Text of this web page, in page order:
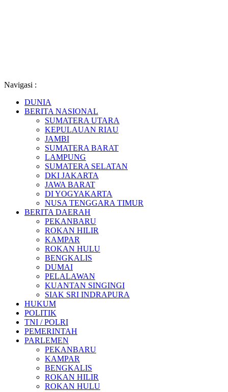
Navigasi :
DUNIA
BERITA NASIONAL
SUMATERA UTARA
KEPULAUAN RIAU
JAMBI
SUMATERA BARAT
LAMPUNG
SUMATERA SELATAN
DKI JAKARTA
JAWA BARAT
DI YOGYAKARTA
NUSA TENGGARA TIMUR
BERITA DAERAH
PEKANBARU
ROKAN HILIR
KAMPAR
ROKAN HULU
BENGKALIS
DUMAI
PELALAWAN
KUANTAN SINGINGI
SIAK SRI INDRAPURA
HUKUM
POLITIK
TNI / POLRI
PEMERINTAH
PARLEMEN
PEKANBARU
KAMPAR
BENGKALIS
ROKAN HILIR
ROKAN HULU